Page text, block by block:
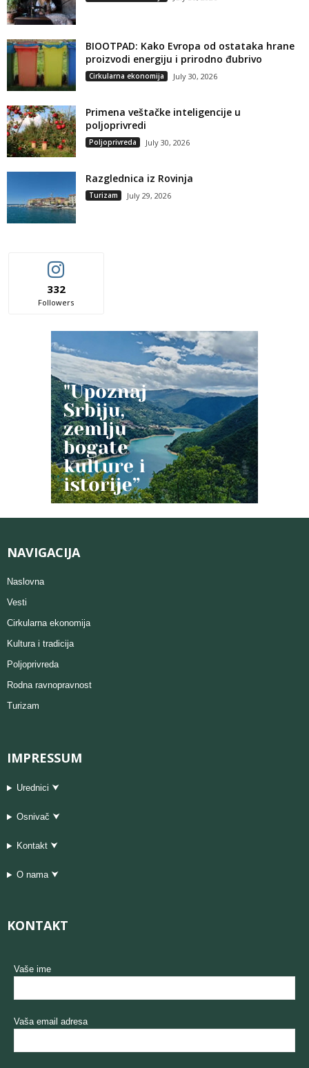
BIOOTPAD: Kako Evropa od ostataka hrane
proizvodi energiju i prirodno đubrivo
Cirkularna ekonomija July 30, 2026
Primena veštačke inteligencije u
poljoprivredi
Poljoprivreda July 30, 2026
Razglednica iz Rovinja
Turizam July 29, 2026
332
Followers
NAVIGACIJA
Naslovna
Vesti
Cirkularna ekonomija
Kultura i tradicija
Poljoprivreda
Rodna ravnopravnost
Turizam
IMPRESSUM
Urednici ⮟
Osnivač ⮟
Kontakt ⮟
O nama ⮟
KONTAKT
Vaše ime
Vaša email adresa